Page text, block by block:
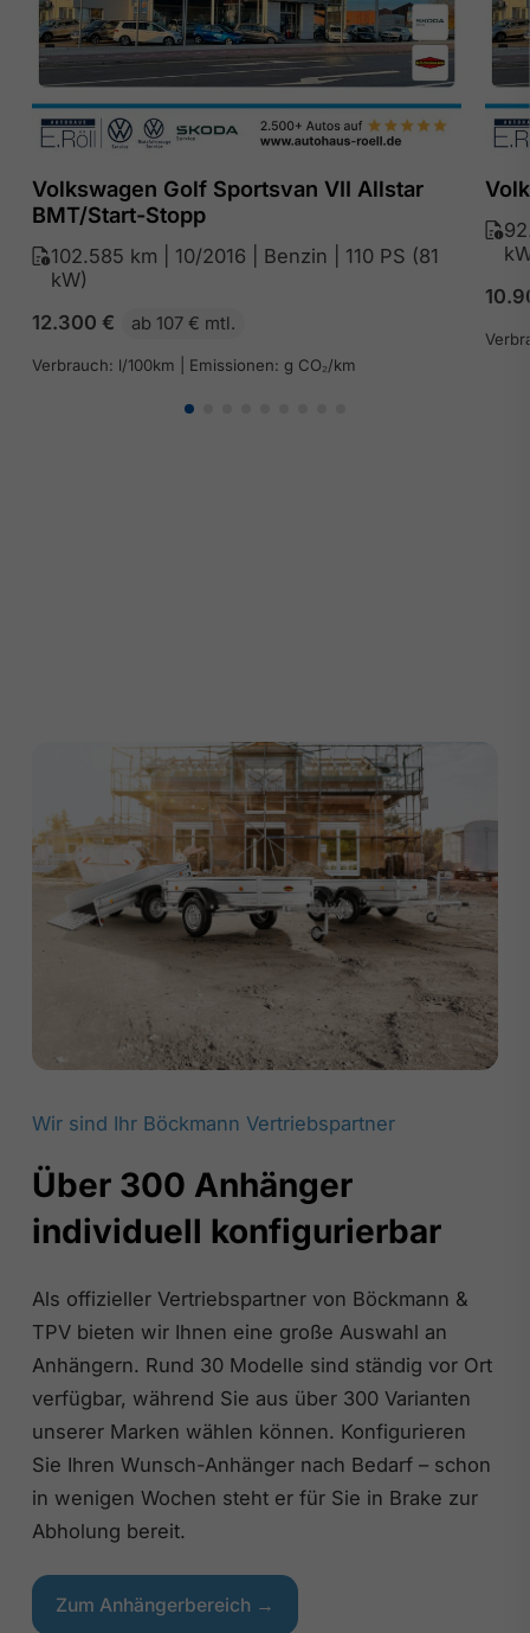
Volkswagen Golf Sportsvan VII Allstar
BMT/Start-Stopp
102.585 km | 10/2016 | Benzin | 110 PS (81
kW)
12.300 € ab 107 € mtl.
Verbrauch: l/100km | Emissionen: g CO₂/km
Wir sind Ihr Böckmann Vertriebspartner
Über 300 Anhänger
individuell konfigurierbar
Als offizieller Vertriebspartner von Böckmann &
TPV bieten wir Ihnen eine große Auswahl an
Anhängern. Rund 30 Modelle sind ständig vor Ort
verfügbar, während Sie aus über 300 Varianten
unserer Marken wählen können. Konfigurieren
Sie Ihren Wunsch-Anhänger nach Bedarf – schon
in wenigen Wochen steht er für Sie in Brake zur
Abholung bereit.
Zum Anhängerbereich →